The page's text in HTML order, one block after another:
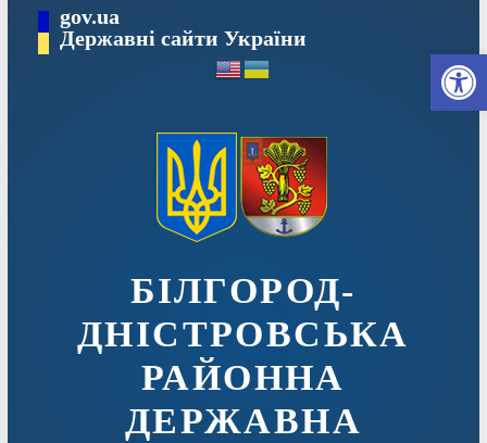
вмісту
gov.ua
Державні сайти України
БІЛГОРОД-
ДНІСТРОВСЬКА
РАЙОННА
ДЕРЖАВНА